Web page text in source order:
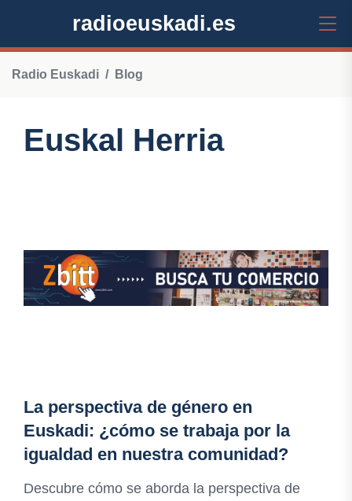
radioeuskadi.es
Radio Euskadi Blog
Euskal Herria
La perspectiva de género en
Euskadi: ¿cómo se trabaja por la
igualdad en nuestra comunidad?
Descubre cómo se aborda la perspectiva de